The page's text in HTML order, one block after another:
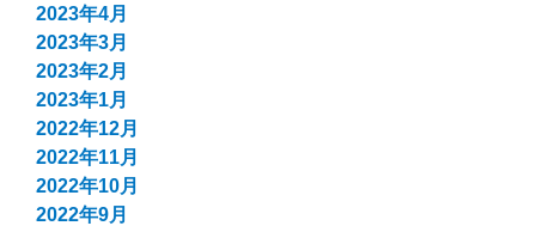
2023年4月
2023年3月
2023年2月
2023年1月
2022年12月
2022年11月
2022年10月
2022年9月